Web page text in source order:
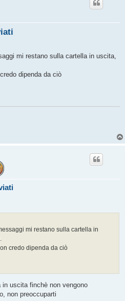
mi restano sulla cartella in uscita,
dipenda da ciò
mi restano sulla cartella in
credo dipenda da ciò
uscita finchè non vengono
non preoccuparti